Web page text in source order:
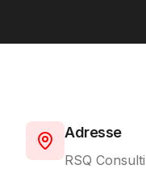
Adresse
RSQ